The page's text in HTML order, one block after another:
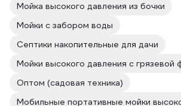
Мойка высокого давления из бочки
Мойки с забором воды
Септики накопительные для дачи
Мойки высокого давления с грязевой
Оптом (садовая техника)
Мобильные портативные мойки